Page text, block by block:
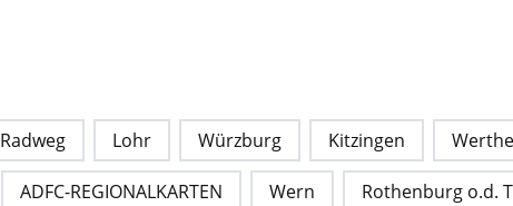
Radweg Lohr Würzburg Kitzingen
ADFC-REGIONALKARTEN Wern Rothenburg o.d.